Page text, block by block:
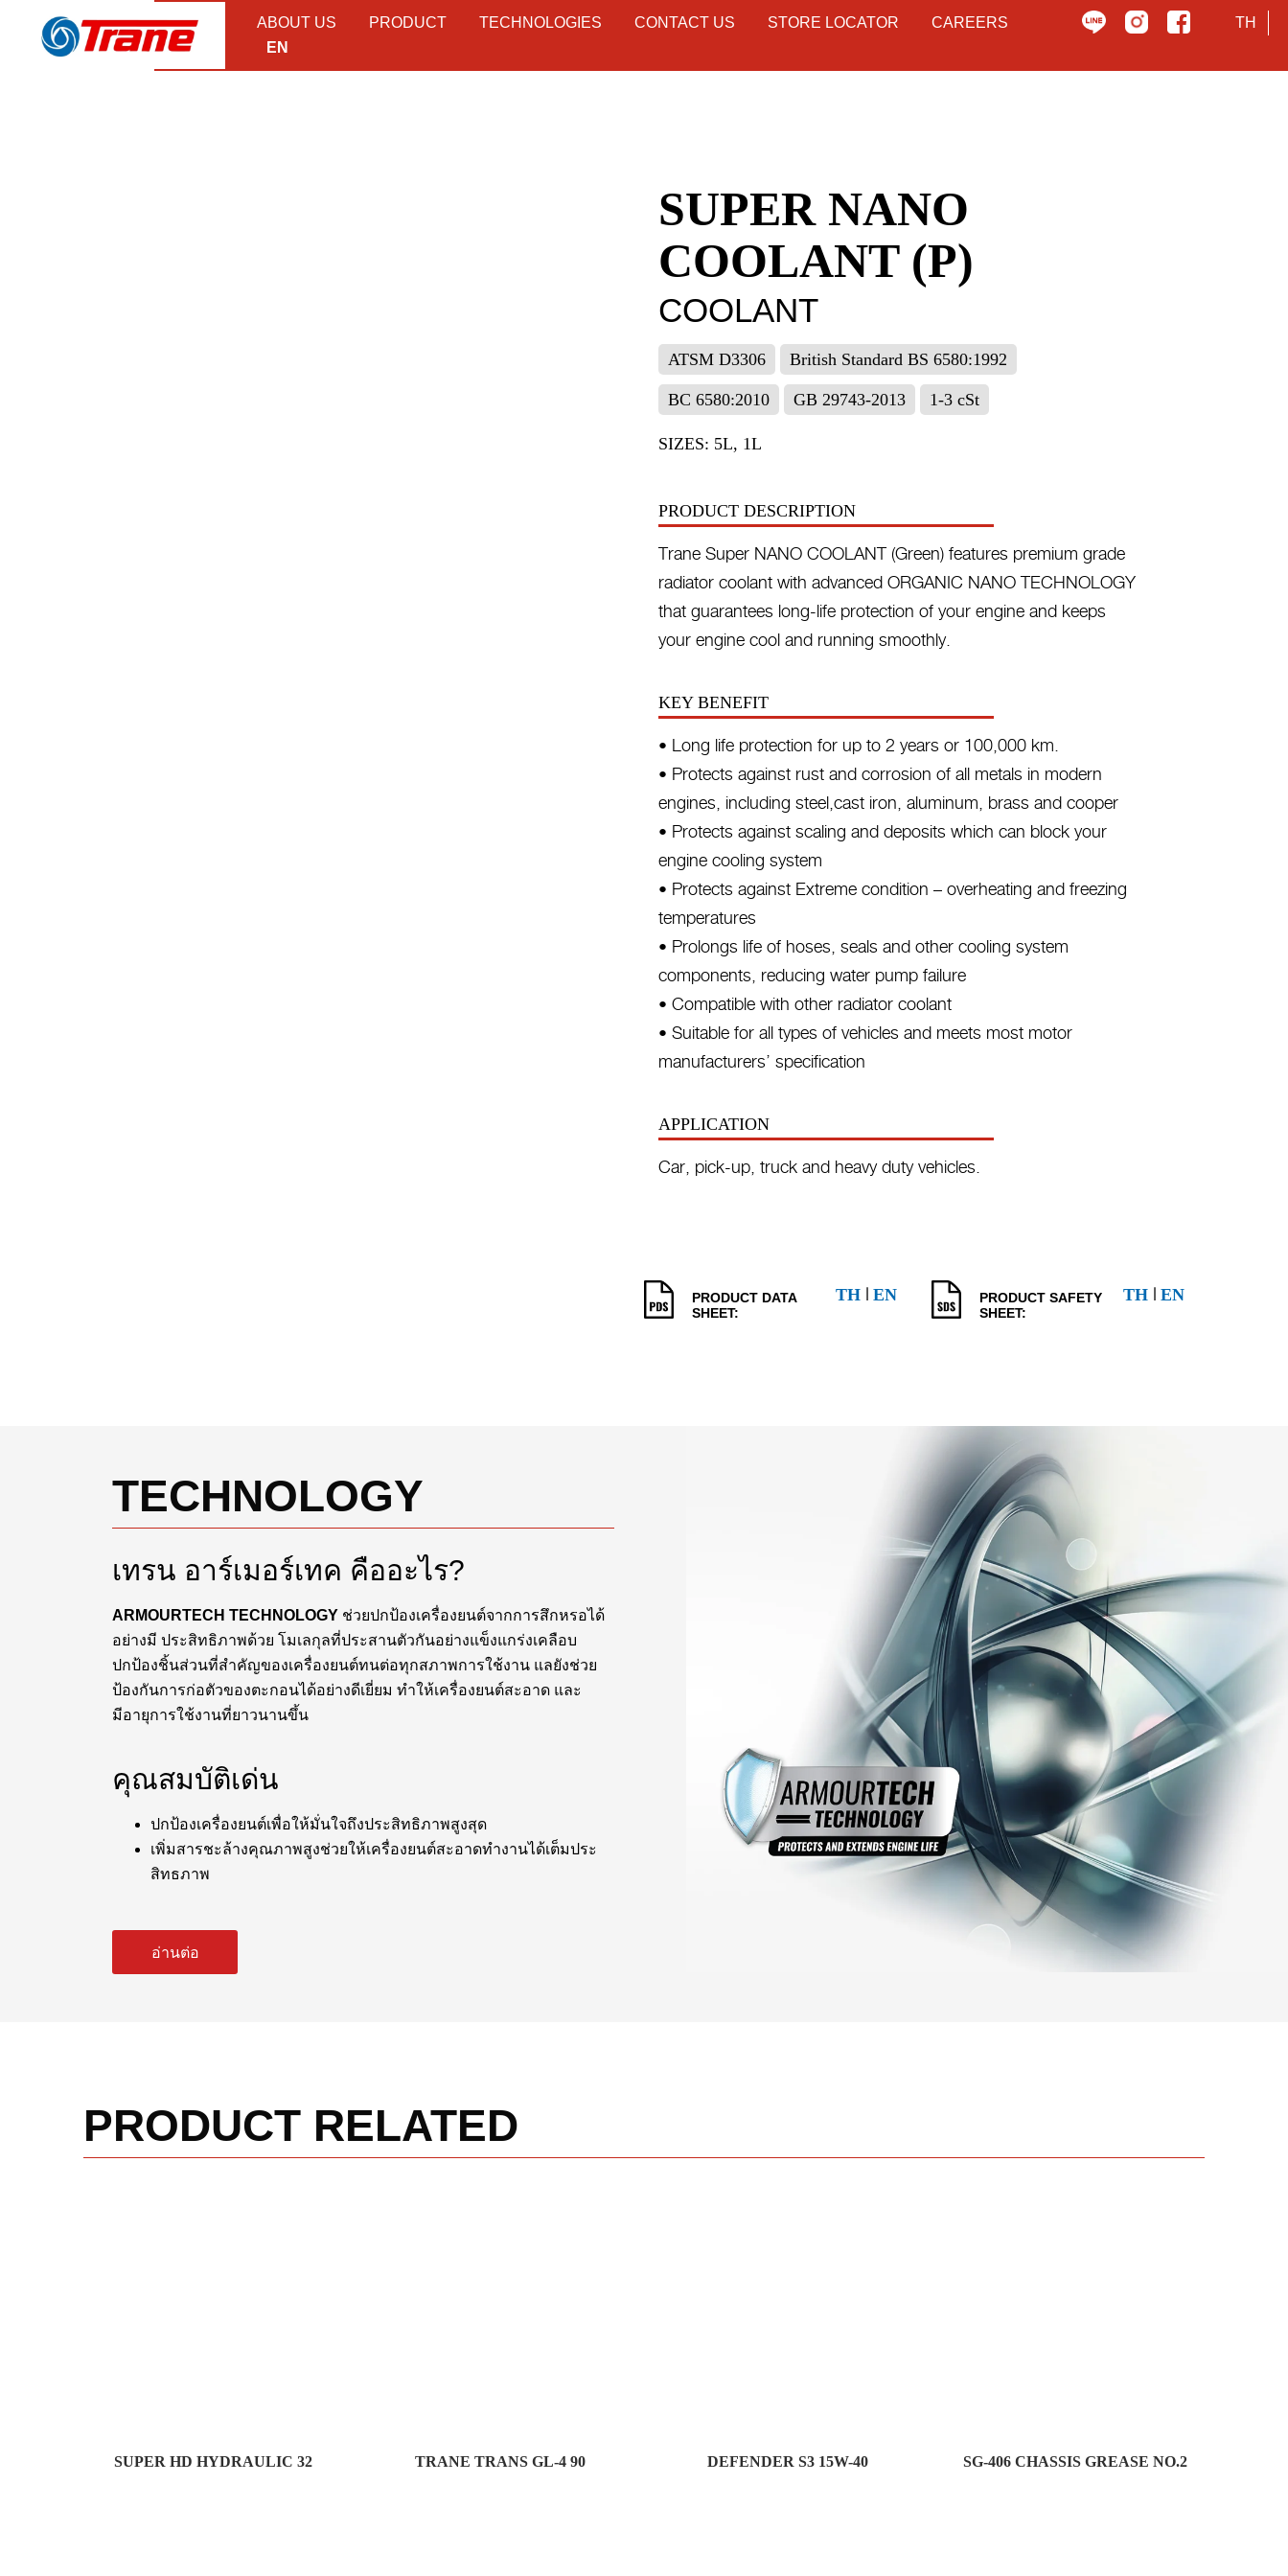
ABOUT US PRODUCT TECHNOLOGIES CONTACT US STORE LOCATOR CAREERS
TH
EN
SUPER NANO
COOLANT (P)
COOLANT
ATSM D3306 British Standard BS 6580:1992
BC 6580:2010 GB 29743-2013 1-3 cSt
SIZES: 5L, 1L
PRODUCT DESCRIPTION
Trane Super NANO COOLANT (Green) features premium grade
radiator coolant with advanced ORGANIC NANO TECHNOLOGY
that guarantees long-life protection of your engine and keeps
your engine cool and running smoothly.
KEY BENEFIT
• Long life protection for up to 2 years or 100,000 km.
• Protects against rust and corrosion of all metals in modern
engines, including steel,cast iron, aluminum, brass and cooper
• Protects against scaling and deposits which can block your
engine cooling system
• Protects against Extreme condition – overheating and freezing
temperatures
• Prolongs life of hoses, seals and other cooling system
components, reducing water pump failure
• Compatible with other radiator coolant
• Suitable for all types of vehicles and meets most motor
manufacturers’ specification
APPLICATION
Car, pick-up, truck and heavy duty vehicles.
PRODUCT DATA
SHEET:
TH l EN
PRODUCT SAFETY
SHEET:
TH l EN
TECHNOLOGY
เทรน อาร์เมอร์เทค คืออะไร?
ARMOURTECH TECHNOLOGY ช่วยปกป้องเครื่องยนต์จากการสึกหรอได้
อย่างมี ประสิทธิภาพด้วย โมเลกุลที่ประสานตัวกันอย่างแข็งแกร่งเคลือบ
ปกป้องชิ้นส่วนที่สำคัญของเครื่องยนต์ทนต่อทุกสภาพการใช้งาน แลยังช่วย
ป้องกันการก่อตัวของตะกอนได้อย่างดีเยี่ยม ทำให้เครื่องยนต์สะอาด และ
มีอายุการใช้งานที่ยาวนานขึ้น
คุณสมบัติเด่น
ปกป้องเครื่องยนต์เพื่อให้มั่นใจถึงประสิทธิภาพสูงสุด
เพิ่มสารชะล้างคุณภาพสูงช่วยให้เครื่องยนต์สะอาดทำงานได้เต็มประ
สิทธภาพ
อ่านต่อ
PRODUCT RELATED
SUPER HD HYDRAULIC 32 TRANE TRANS GL-4 90 DEFENDER S3 15W-40 SG-406 CHASSIS GREASE NO.2